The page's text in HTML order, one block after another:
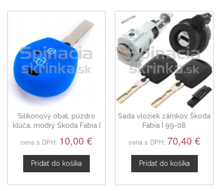
Silikonový obal, púzdro
kľúča, modrý Škoda Fabia I
cena s DPH: 10,00 €
Pridať do košíka
Sada vložiek zámkov Škoda
Fabia I 99-08
cena s DPH: 70,40 €
Pridať do košíka